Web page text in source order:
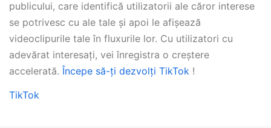
publicului, care identifică utilizatorii ale căror interese
se potrivesc cu ale tale și apoi le afișează
videoclipurile tale în fluxurile lor. Cu utilizatori cu
adevărat interesați, vei înregistra o creștere
accelerată. Începe să-ți dezvolți TikTok !
TikTok